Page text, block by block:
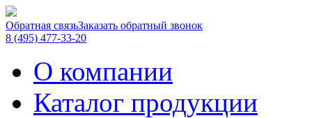
Обратная связьЗаказать обратный звонок
8 (495) 477-33-20
О компании
Каталог продукции